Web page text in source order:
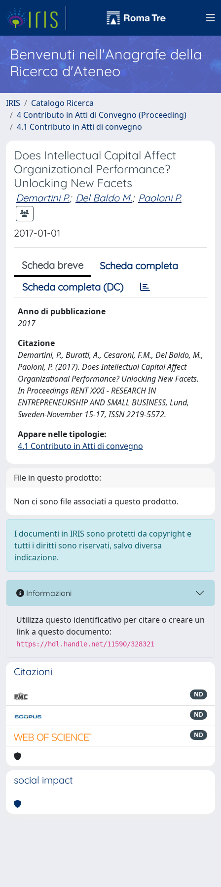
Benvenuti nell'Anagrafe della
Ricerca d'Ateneo
IRIS
Catalogo Ricerca
4 Contributo in Atti di Convegno (Proceeding)
4.1 Contributo in Atti di convegno
Does Intellectual Capital Affect
Organizational Performance?
Unlocking New Facets
Demartini P.; Del Baldo M.; Paoloni P.
2017-01-01
Scheda breve
Scheda completa
Scheda completa (DC)
Anno di pubblicazione
2017
Citazione
Demartini, P., Buratti, A., Cesaroni, F.M., Del Baldo, M.,
Paoloni, P. (2017). Does Intellectual Capital Affect
Organizational Performance? Unlocking New Facets.
In Proceedings RENT XXXI - RESEARCH IN
ENTREPRENEURSHIP AND SMALL BUSINESS, Lund,
Sweden-November 15-17, ISSN 2219-5572.
Appare nelle tipologie:
4.1 Contributo in Atti di convegno
File in questo prodotto:
Non ci sono file associati a questo prodotto.
I documenti in IRIS sono protetti da copyright e
tutti i diritti sono riservati, salvo diversa
indicazione.
Informazioni
Utilizza questo identificativo per citare o creare un
link a questo documento:
https://hdl.handle.net/11590/328321
Citazioni
ND
ND
ND
social impact